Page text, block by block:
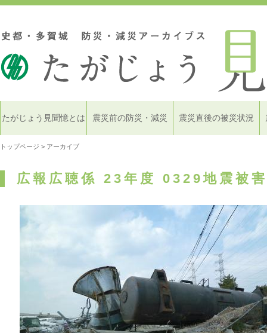
たがじょう見聞憶とは 震災前の防災・減災 震災直後の被災状況
トップページ > アーカイブ
広報広聴係 23年度 0329地震被